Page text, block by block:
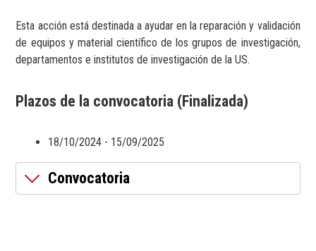
Esta acción está destinada a ayudar en la reparación y validación
de equipos y material científico de los grupos de investigación,
departamentos e institutos de investigación de la US.
Plazos de la convocatoria (Finalizada)
18/10/2024 - 15/09/2025
Convocatoria